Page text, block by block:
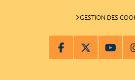
GESTION DES